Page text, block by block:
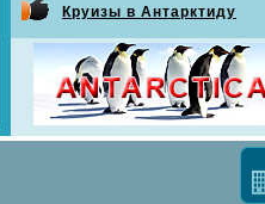
Круизы в Антарктиду